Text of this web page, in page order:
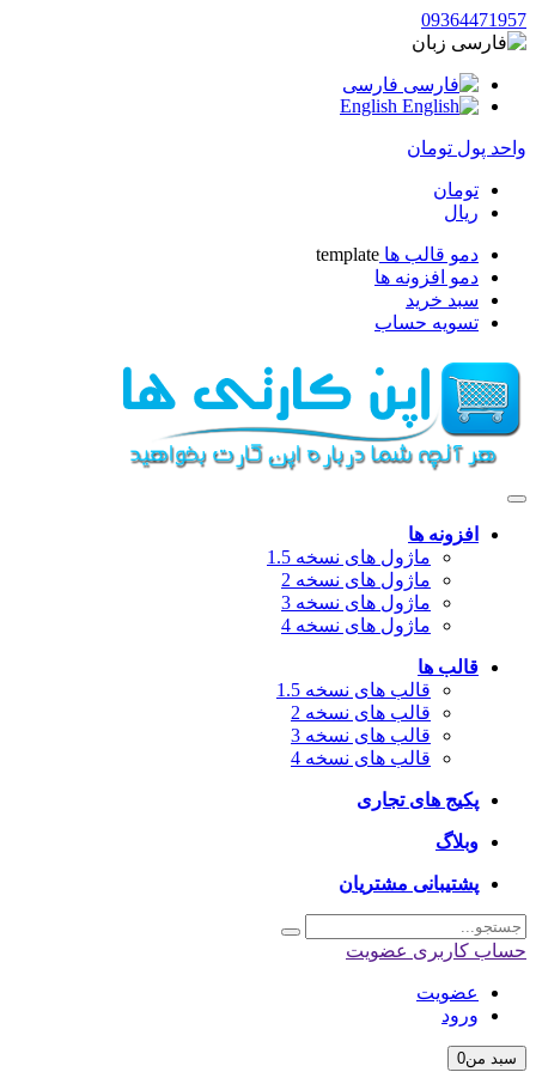
زبان
فارسی
English
پول تومان
تومان
ریال
دمو قالب ها template
دمو افزونه ها
سبد خرید
تسویه حساب
افزونه ها
ماژول های نسخه 1.5
ماژول های نسخه 2
ماژول های نسخه 3
ماژول های نسخه 4
قالب ها
قالب های نسخه 1.5
قالب های نسخه 2
قالب های نسخه 3
قالب های نسخه 4
پکیج های تجاری
وبلاگ
پشتیبانی مشتریان
کاربری عضویت
عضویت
ورود
من0